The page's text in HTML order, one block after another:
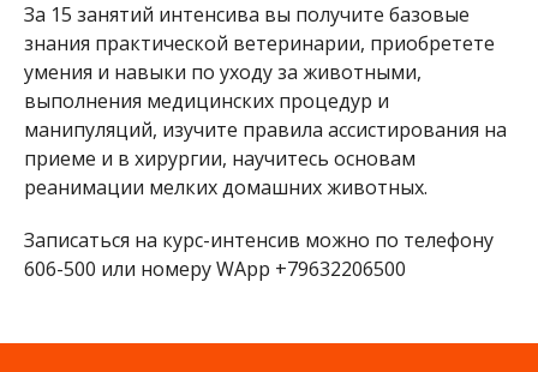
За 15 занятий интенсива вы получите базовые
знания практической ветеринарии, приобретете
умения и навыки по уходу за животными,
выполнения медицинских процедур и
манипуляций, изучите правила ассистирования на
приеме и в хирургии, научитесь основам
реанимации мелких домашних животных.
Записаться на курс-интенсив можно по телефону
606-500 или номеру WApp +79632206500